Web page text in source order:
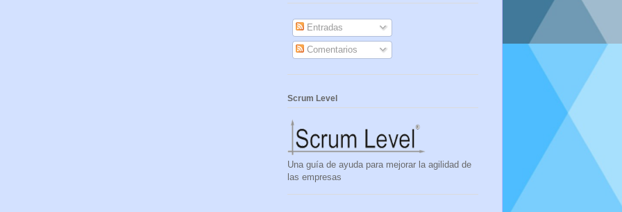
Entradas
Comentarios
Scrum Level
Una guía de ayuda para mejorar la agilidad de
las empresas